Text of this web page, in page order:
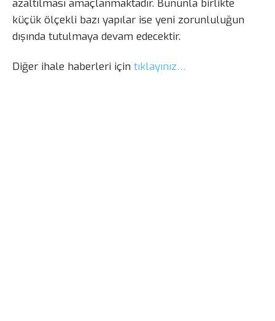
azaltılması amaçlanmaktadır. Bununla birlikte
küçük ölçekli bazı yapılar ise yeni zorunluluğun
dışında tutulmaya devam edecektir.
Diğer ihale haberleri için tıklayınız…